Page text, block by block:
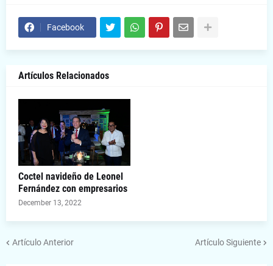
Facebook
Artículos Relacionados
Coctel navideño de Leonel
Fernández con empresarios
December 13, 2022
Artículo Anterior Artículo Siguiente